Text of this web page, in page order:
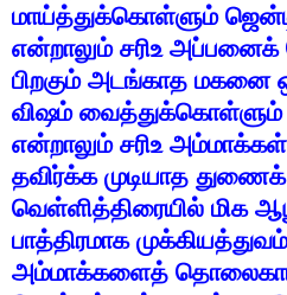
மாய்த்துக்கொள்ளும்
என்றாலும் சரிஉ அப்பனைக்
பிறகும் அடங்காத மகனை
விஷம் வைத்துக்கொள்ளும்
என்றாலும் சரிஉ அம்மாக்கள்
தவிர்க்க முடியாத துணைக்
வெள்ளித்திரையில் மிக
பாத்திரமாக முக்கியத்துவம்
அம்மாக்களைத்